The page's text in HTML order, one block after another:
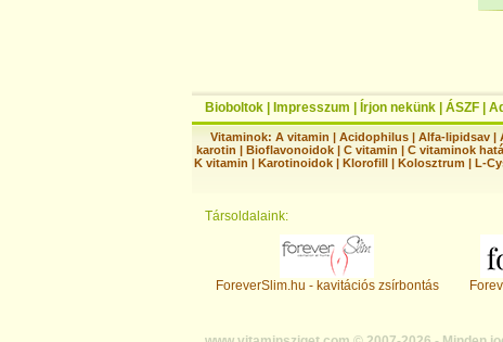
Bioboltok Impresszum Írjon nekünk ÁSZF
Vitaminok: A vitamin | Acidophilus| Alfa-lipidsav|
karotin | Bioflavonoidok | C vitamin | C vitaminok
K vitamin | Karotinoidok | Klorofill | Kolosztrum | L-
Társoldalaink:
ForeverSlim.hu - kavitációs zsírbontás